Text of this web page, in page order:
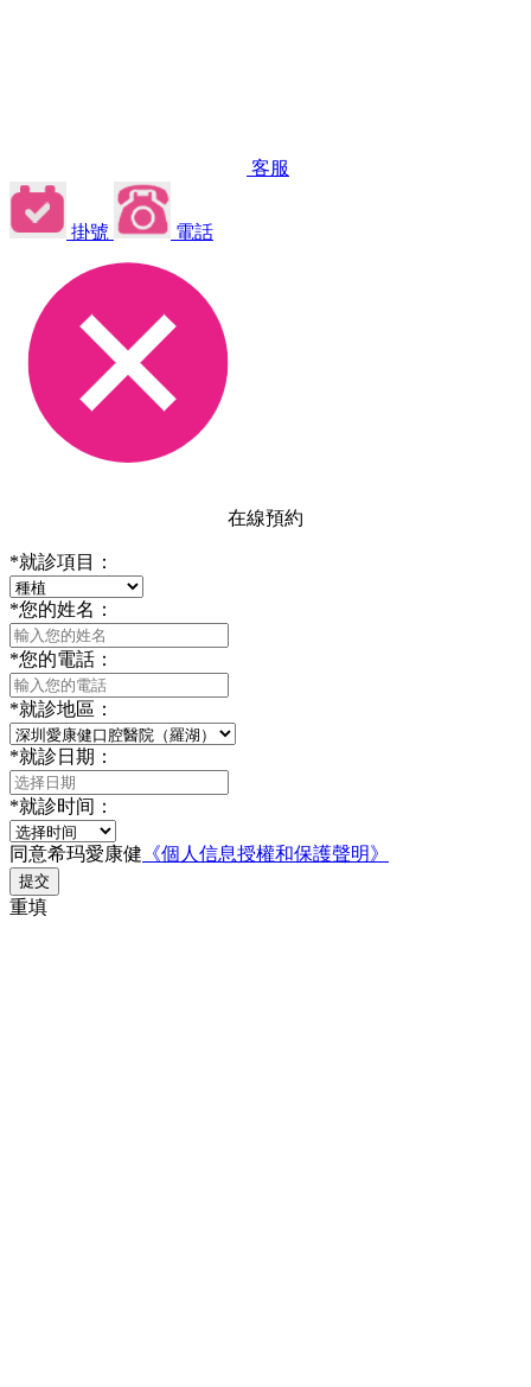
客服
掛號 電話
在線預約
*就診項目：
*您的姓名：
*您的電話：
*就診地區：
*就診日期：
*就診时间：
同意希玛愛康健 《個人信息授權和保護聲明》
提交
重填